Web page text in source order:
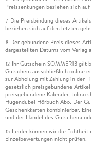
Preissenkungen beziehen sich
7 Die Preisbindung dieses
beziehen sich auf den letzten
8 Der gebundene Preis dieses
dargestellten Datums vom Verlag
12 Ihr Gutschein SOMMER13 gilt
Gutschein ausschließlich online
zur Abholung mit Zahlung in der
gesetzlich preisgebundene
preisgebundene Kalender, tolino
Hugendubel Hörbuch Abo. Der
Geschenkkarten kombinierbar.
und der Handel des
15 Leider können wir die Echtheit
Einzelbewertungen nicht prüfen.